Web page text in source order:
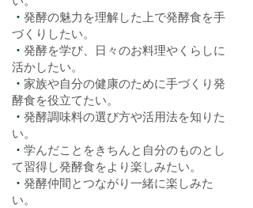
・ 発酵の魅力を理解した上で発酵食を手
づくりしたい。
・ 発酵を学び、日々のお料理やくらしに
活かしたい。
・ 家族や自分の健康のために手づくり発
酵食を役立てたい。
・ 発酵調味料の選び方や活用法を知りた
い。
・ 学んだことをきちんと自分のものとし
て習得し発酵食をより楽しみたい。
・ 発酵仲間とつながり一緒に楽しみた
い。